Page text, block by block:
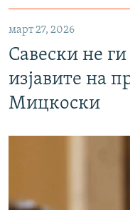
март 27, 2026
Савески не
изјавите на
Мицкоски